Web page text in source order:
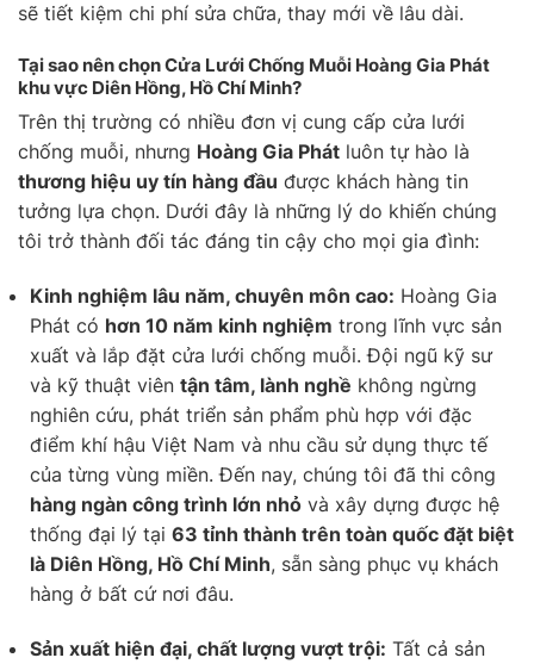
sẽ tiết kiệm chi phí sửa chữa, thay mới về lâu dài.
Tại sao nên chọn Cửa Lưới Chống Muỗi Hoàng Gia Phát
khu vực Diên Hồng, Hồ Chí Minh?
Trên thị trường có nhiều đơn vị cung cấp cửa lưới
chống muỗi, nhưng Hoàng Gia Phát luôn tự hào là
thương hiệu uy tín hàng đầu được khách hàng tin
tưởng lựa chọn. Dưới đây là những lý do khiến chúng
tôi trở thành đối tác đáng tin cậy cho mọi gia đình:
Kinh nghiệm lâu năm, chuyên môn cao: Hoàng Gia
Phát có hơn 10 năm kinh nghiệm trong lĩnh vực sản
xuất và lắp đặt cửa lưới chống muỗi. Đội ngũ kỹ sư
và kỹ thuật viên tận tâm, lành nghề không ngừng
nghiên cứu, phát triển sản phẩm phù hợp với đặc
điểm khí hậu Việt Nam và nhu cầu sử dụng thực tế
của từng vùng miền. Đến nay, chúng tôi đã thi công
hàng ngàn công trình lớn nhỏ và xây dựng được hệ
thống đại lý tại 63 tỉnh thành trên toàn quốc đặt biệt
là Diên Hồng, Hồ Chí Minh, sẵn sàng phục vụ khách
hàng ở bất cứ nơi đâu.
Sản xuất hiện đại, chất lượng vượt trội: Tất cả sản